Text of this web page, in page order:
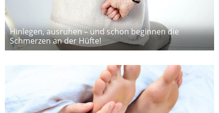
Hinlegen, ausruhen – und schon beginnen die
Schmerzen an der Hüfte!